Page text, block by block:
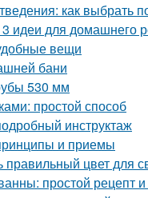
как выбрать
идеи для домашнего
вещи
бани
530 мм
простой способ
инструктаж
и приемы
цвет для
простой рецепт и